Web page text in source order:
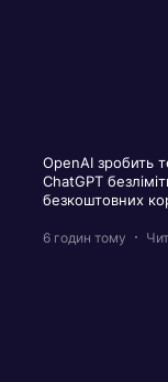
OpenAI зробить
ChatGPT
безкоштовних
6 годин тому